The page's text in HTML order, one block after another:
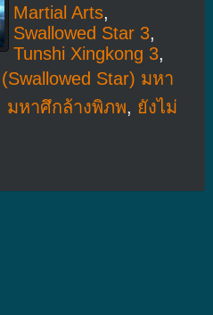
Martial Arts,
Swallowed Star 3,
Tunshi Xingkong 3,
Star) มหา
มหาศึกล้างพิภพ, ยังไม่